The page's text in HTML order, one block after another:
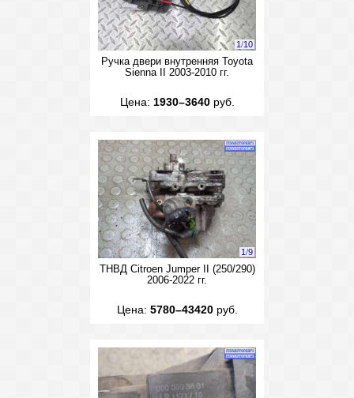
1/10
Ручка двери внутренняя Toyota
Sienna II 2003-2010 гг.
Цена: 1930–3640руб.
1/9
ТНВД Citroen Jumper II (250/290)
2006-2022 гг.
Цена: 5780–43420руб.